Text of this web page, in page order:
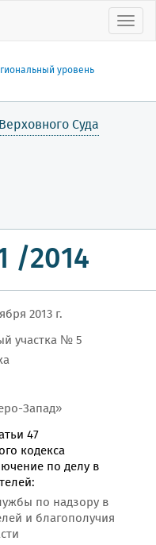
уровень
Суда
/2014
2013 г.
участка № 5
Запад»
47
кодекса
по делу в
по надзору в
и благополучия